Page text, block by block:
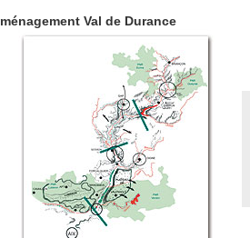
Val de Durance